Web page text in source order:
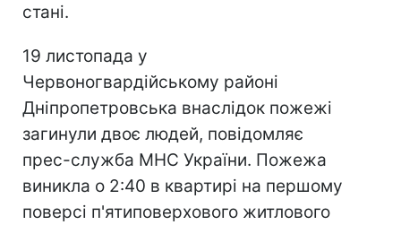
стані.
19 листопада у
Червоногвардійському районі
Дніпропетровська внаслідок пожежі
загинули двоє людей, повідомляє
прес-служба МНС України. Пожежа
виникла о 2:40 в квартирі на першому
поверсі п'ятиповерхового житлового